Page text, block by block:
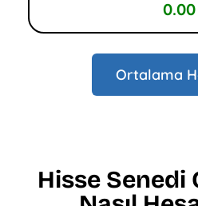
0.00
Ortalama
Hisse Senedi